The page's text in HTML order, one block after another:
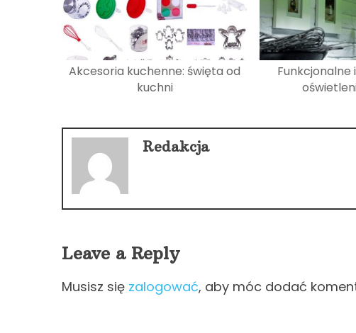
Akcesoria kuchenne: święta od
kuchni
Funkcjonalne
Redakcja
Leave a Reply
Musisz się zalogować, aby móc dodać